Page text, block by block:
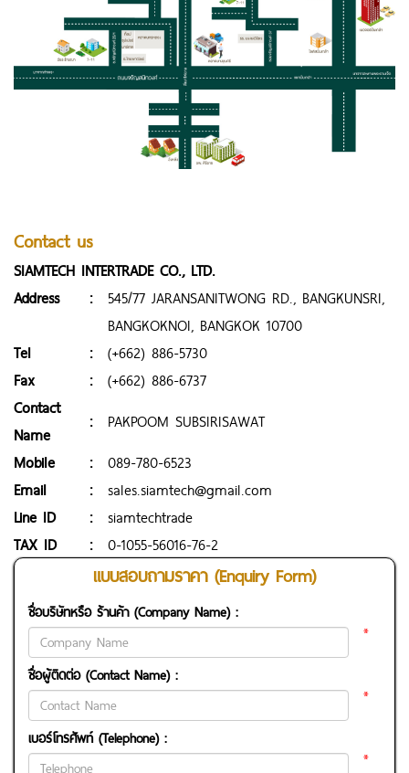
Contact us
SIAMTECH INTERTRADE CO., LTD.
Address
:
545/77 JARANSANITWONG RD., BANGKUNSRI,
BANGKOKNOI, BANGKOK 10700
Tel
:
(+662) 886-5730
Fax
:
(+662) 886-6737
Contact
Name
:
PAKPOOM SUBSIRISAWAT
Mobile
:
089-780-6523
Email
:
sales.siamtech@gmail.com
Line ID
:
siamtechtrade
TAX ID
: 0-1055-56016-76-2
แบบสอบถามราคา (Enquiry Form)
ชื่อบริษัทหรือ ร้านค้า (Company Name) :
*
ชื่อผู้ติดต่อ (Contact Name) :
*
เบอร์โทรศัพท์ (Telephone) :
*